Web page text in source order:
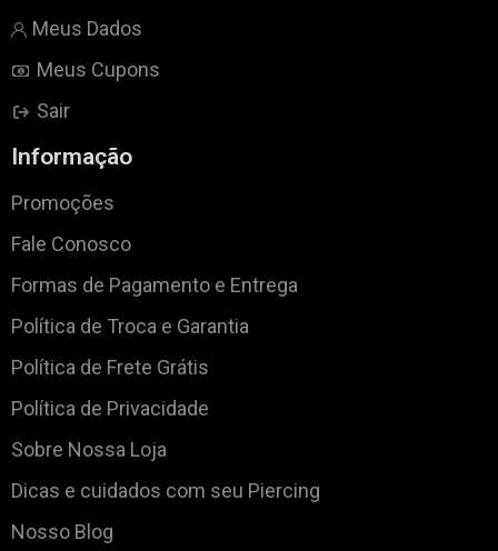
Meus Dados
Meus Cupons
Sair
Informação
Promoções
Fale Conosco
Formas de Pagamento e Entrega
Política de Troca e Garantia
Política de Frete Grátis
Política de Privacidade
Sobre Nossa Loja
Dicas e cuidados com seu Piercing
Nosso Blog